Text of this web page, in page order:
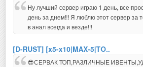
Ну лучший сервер играю 1 день, все
день за днем!!! Я люблю этот сервер за
в анал всегда и везде!!!
[D-RUST] [x5-x10|MAX-5|TO..
😎СЕРВАК ТОП,РАЗЛИЧНЫЕ